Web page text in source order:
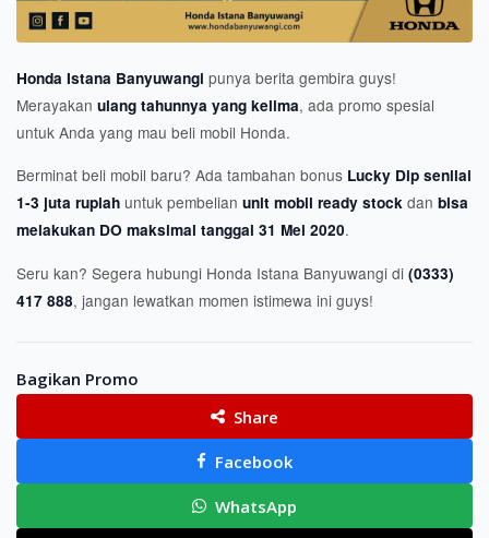
Honda Istana Banyuwangi punya berita gembira guys!
Merayakan ulang tahunnya yang kelima, ada promo spesial
untuk Anda yang mau beli mobil Honda.
Berminat beli mobil baru? Ada tambahan bonus Lucky Dip senilai
1-3 juta rupiah untuk pembelian unit mobil ready stock dan bisa
melakukan DO maksimal tanggal 31 Mei 2020.
Seru kan? Segera hubungi Honda Istana Banyuwangi di (0333)
417 888, jangan lewatkan momen istimewa ini guys!
Bagikan Promo
Share
Facebook
WhatsApp